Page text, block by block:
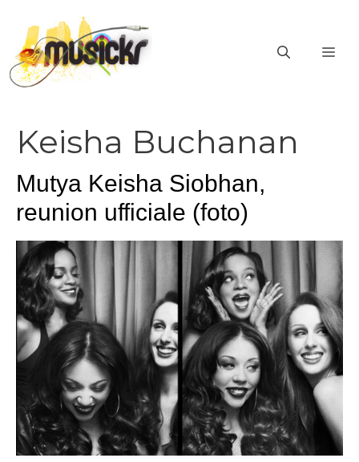
contenuto
Keisha Buchanan
Mutya Keisha Siobhan,
reunion ufficiale (foto)